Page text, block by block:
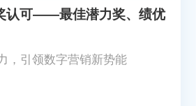
认可——最佳潜力奖、绩优
，引领数字营销新势能